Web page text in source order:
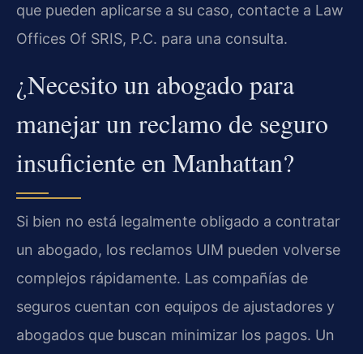
que pueden aplicarse a su caso, contacte a Law
Offices Of SRIS, P.C. para una consulta.
¿Necesito un abogado para
manejar un reclamo de seguro
insuficiente en Manhattan?
Si bien no está legalmente obligado a contratar
un abogado, los reclamos UIM pueden volverse
complejos rápidamente. Las compañías de
seguros cuentan con equipos de ajustadores y
abogados que buscan minimizar los pagos. Un